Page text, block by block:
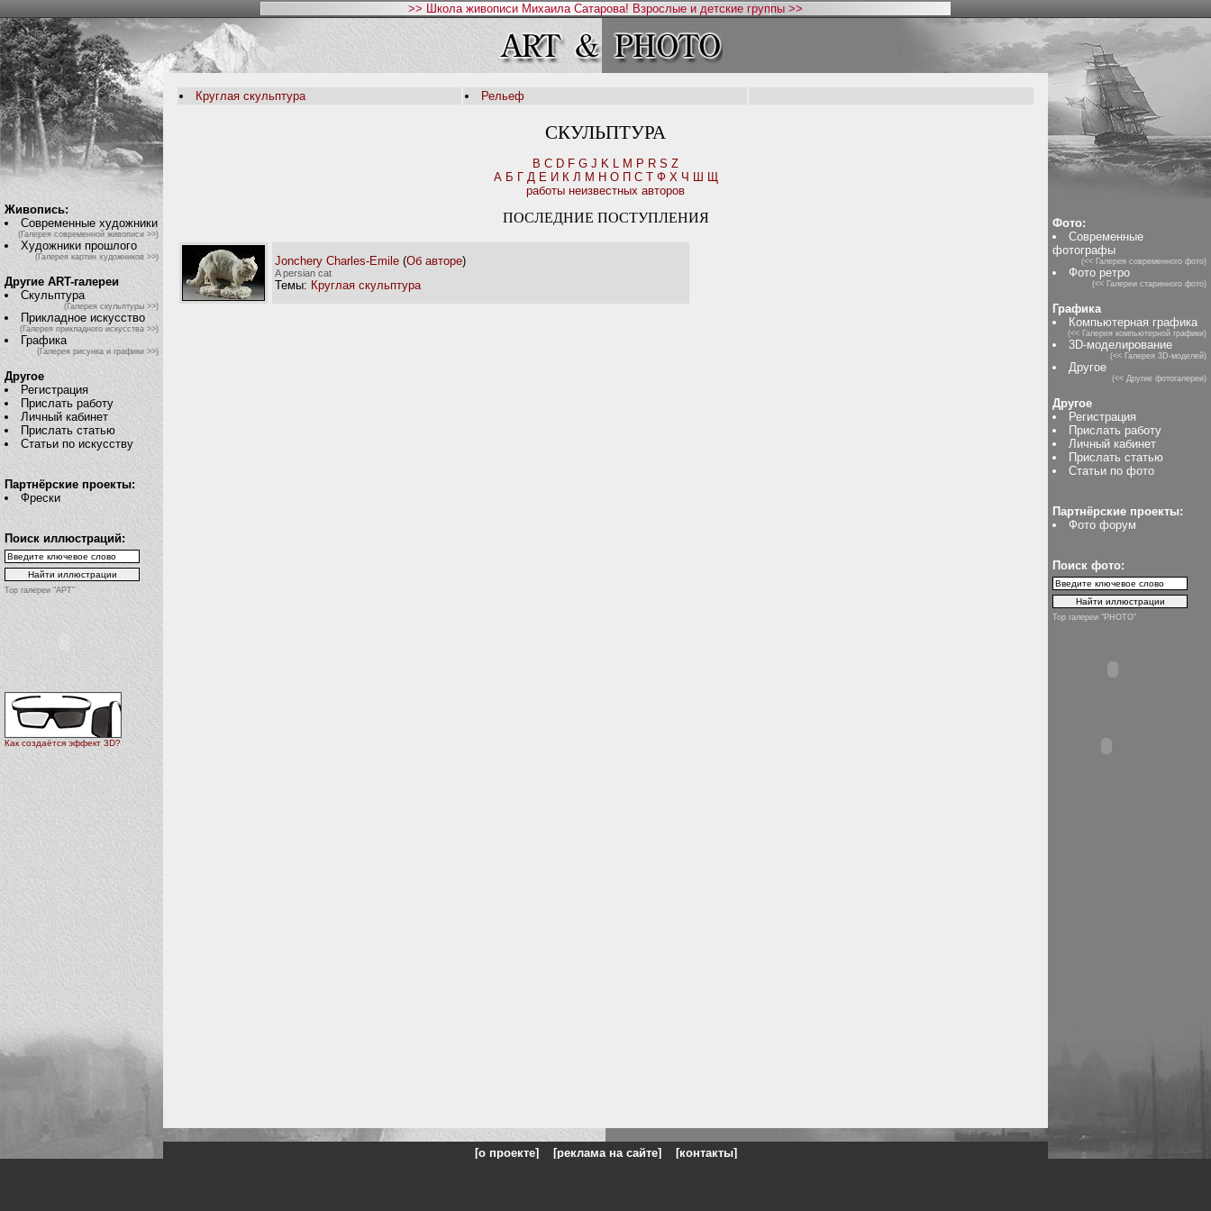
>> Школа живописи Михаила Сатарова! Взрослые и детские группы >>
Живопись:
Современные художники
(Галерея современной живописи >>)
Художники прошлого
(Галерея картин художников >>)
Другие ART-галереи
Скульптура
(Галерея скульптуры >>)
Прикладное искусство
(Галерея прикладного искусства >>)
Графика
(Галерея рисунка и графики >>)
Другое
Регистрация
Прислать работу
Личный кабинет
Прислать статью
Статьи по искусству
Партнёрские проекты:
Фрески
Поиск иллюстраций:
Top галереи "АРТ"
Как создаётся эффект 3D?
Круглая скульптура Рельеф
СКУЛЬПТУРА
B C D F G J K L M P R S Z
А Б Г Д Е И К Л М Н О П С Т Ф Х Ч Ш Щ
работы неизвестных авторов
ПОСЛЕДНИЕ ПОСТУПЛЕНИЯ
Jonchery Charles-Emile (Об авторе)
A persian cat
Темы: Круглая скульптура
Фото:
Современные
фотографы
(<< Галерея современного фото)
Фото ретро
(<< Галереи старинного фото)
Графика
Компьютерная графика
(<< Галерея компьютерной графики)
3D-моделирование
(<< Галерея 3D-моделей)
Другое
(<< Другие фотогалереи)
Другое
Регистрация
Прислать работу
Личный кабинет
Прислать статью
Статьи по фото
Партнёрские проекты:
Фото форум
Поиск фото:
Top галереи "PHOTO"
[о проекте] [реклама на сайте] [контакты]